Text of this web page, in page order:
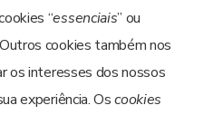
“essenciais” ou
Outros cookies também nos
os interesses dos nossos
experiência. Oscookies